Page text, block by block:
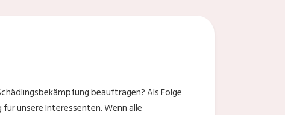
beauftragen? Als Folge
unsere Interessenten. Wenn alle